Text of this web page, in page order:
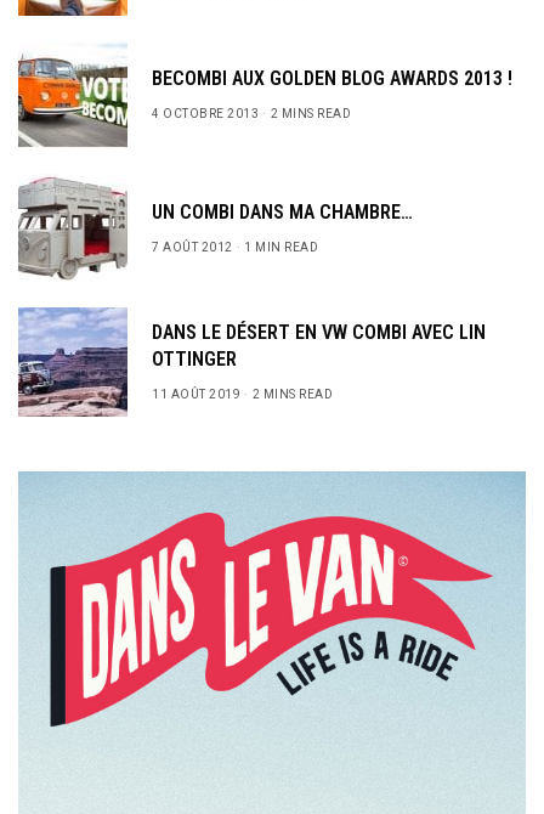
BECOMBI AUX GOLDEN BLOG AWARDS 2013 !
4 OCTOBRE 2013 2 MINS READ
UN COMBI DANS MA CHAMBRE…
7 AOÛT 2012 1 MIN READ
DANS LE DÉSERT EN VW COMBI AVEC LIN
OTTINGER
11 AOÛT 2019 2 MINS READ